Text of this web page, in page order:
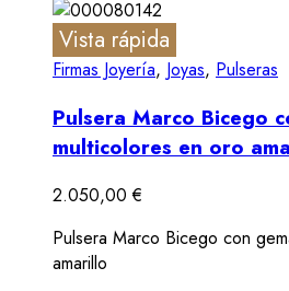
Vista rápida
Firmas Joyería, Joyas, Pulseras
Pulsera Marco Bicego
multicolores en oro
2.050,00€
Pulsera Marco Bicego con
amarillo